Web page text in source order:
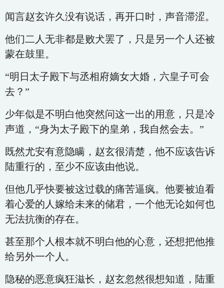
闻言赵玄许久没有说话，再开口时，声音滞涩。
他们二人无非都是败犬罢了，只是另一个人还被
蒙在鼓里。
“明日太子殿下与丞相府嫡女大婚，六皇子可会
去？”
少年似是不明白他突然问这一出的用意，只是冷
声道，“身为太子殿下的皇弟，我自然会去。”
既然尤安有意隐瞒，赵玄很清楚，他不应该告诉
陆重行的，至少不应该由他说。
但他几乎快要被这过载的痛苦逼疯。他要被迫看
着心爱的人嫁给未来的储君，一个他无论如何也
无法抗衡的存在。
甚至那个人根本就不明白他的心意，还想把他推
给另外一个人。
隐秘的恶意疯狂滋长，赵玄忽然很想知道，陆重